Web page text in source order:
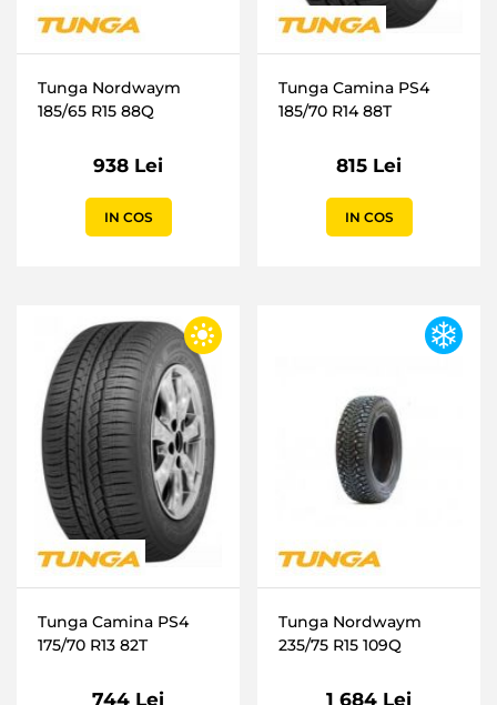
Tunga Nordwaym
185/65 R15 88Q
938 Lei
IN COS
Tunga Camina PS4
185/70 R14 88T
815 Lei
IN COS
Tunga Camina PS4
175/70 R13 82T
744 Lei
Tunga Nordwaym
235/75 R15 109Q
1 684 Lei